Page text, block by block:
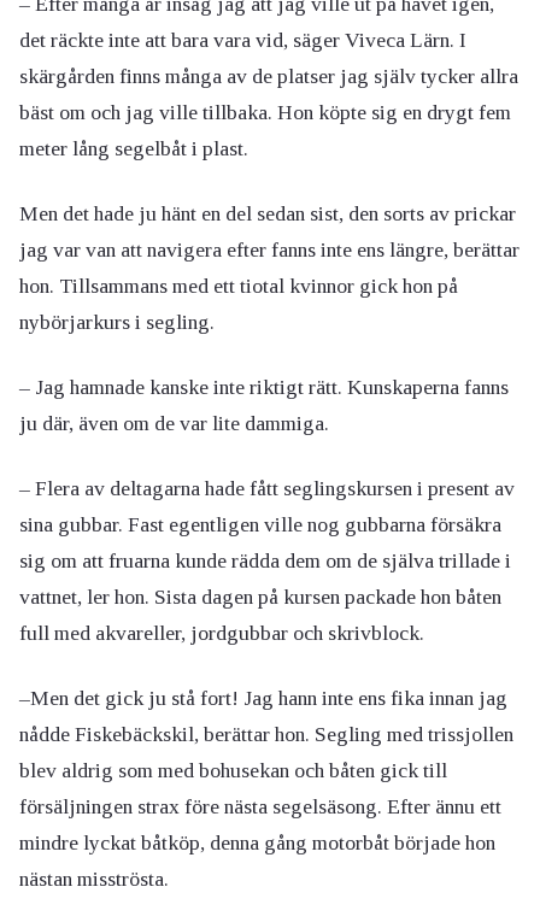
det räckte inte att bara vara vid, säger Viveca Lärn. I
skärgården finns många av de platser jag själv tycker allra
bäst om och jag ville tillbaka. Hon köpte sig en drygt fem
meter lång segelbåt i plast.
Men det hade ju hänt en del sedan sist, den sorts av prickar
jag var van att navigera efter fanns inte ens längre, berättar
hon. Tillsammans med ett tiotal kvinnor gick hon på
nybörjarkurs i segling.
– Jag hamnade kanske inte riktigt rätt. Kunskaperna fanns
ju där, även om de var lite dammiga.
– Flera av deltagarna hade fått seglingskursen i present av
sina gubbar. Fast egentligen ville nog gubbarna försäkra
sig om att fruarna kunde rädda dem om de själva trillade i
vattnet, ler hon. Sista dagen på kursen packade hon båten
full med akvareller, jordgubbar och skrivblock.
–Men det gick ju stå fort! Jag hann inte ens fika innan jag
nådde Fiskebäckskil, berättar hon. Segling med trissjollen
blev aldrig som med bohusekan och båten gick till
försäljningen strax före nästa segelsäsong. Efter ännu ett
mindre lyckat båtköp, denna gång motorbåt började hon
nästan misströsta.